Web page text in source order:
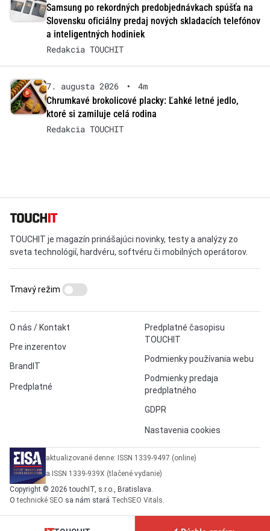
Samsung po rekordných predobjednávkach spúšťa na
Slovensku oficiálny predaj nových skladacích telefónov
a inteligentných hodiniek
Redakcia TOUCHIT
7. augusta 2026 •
4m
Chrumkavé brokolicové placky: Ľahké letné jedlo,
ktoré si zamiluje celá rodina
Redakcia TOUCHIT
TOUCHIT je magazín prinášajúci novinky, testy a analýzy zo
sveta technológií, hardvéru, softvéru či mobilných operátorov.
O nás / Kontakt
Pre inzerentov
BrandIT
Predplatné
Predplatné časopisu
TOUCHIT
Podmienky používania webu
Podmienky predaja
predplatného
GDPR
Nastavenia cookies
Tmavý režim
aktualizované denne: ISSN 1339-9497 (online)
a ISSN 1339-939X (tlačené vydanie)
Copyright © 2026 touchIT, s.r.o., Bratislava.
Otechnické SEO sa nám stará TechSEO Vitals